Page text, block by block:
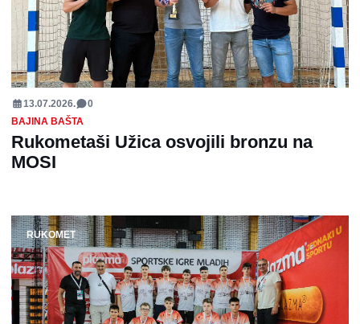
13.07.2026.
0
BAJINA BAŠTA
Rukometaši Užica osvojili bronzu na
MOSI
RUKOMET